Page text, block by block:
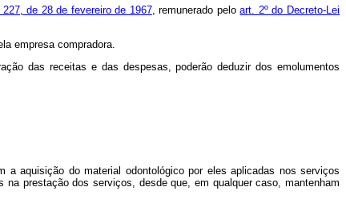
de 28 de fevereiro de 1967, remunerado peloart. 2º do Decreto-Lei
empresa compradora.
das receitas e das despesas, poderão deduzir dos emolumentos
aquisição do material odontológico por eles aplicadas nos serviços
prestação dos serviços, desde que, em qualquer caso, mantenham